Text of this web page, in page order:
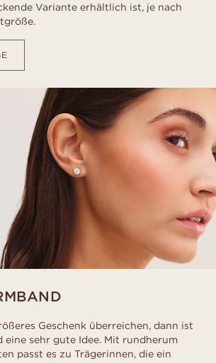
Variante erhältlich ist, je nach
Geschenk überreichen, dann ist
eine sehr gute Idee. Mit rundherum
passt es zu Trägerinnen, die ein